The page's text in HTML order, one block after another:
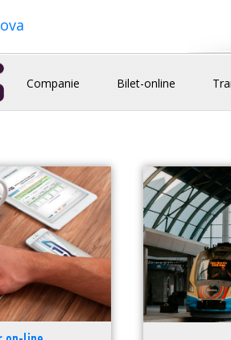
Companie Bilet-online